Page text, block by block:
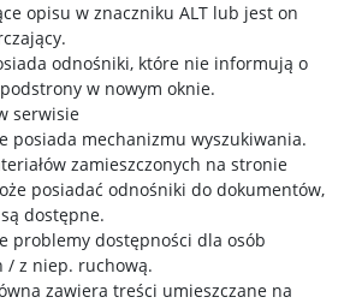
opisu w znaczniku ALT lub jest on
odnośniki, które nie informują o
w nowym oknie.
serwisie
posiada mechanizmu wyszukiwania.
zamieszczonych na stronie
posiadać odnośniki do dokumentów,
dostępne.
problemy dostępności dla osób
/ z niep. ruchową.
zawiera treści umieszczane na